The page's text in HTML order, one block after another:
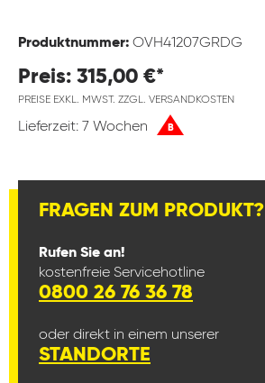
Produktnummer: OVH41207GRDG
Preis: 315,00 €*
PREISE EXKL. MWST. ZZGL. VERSANDKOSTEN
Lieferzeit: 7 Wochen B
FRAGEN ZUM PRODUKT?
Rufen Sie an!
kostenfreie Servicehotline
0800 26 76 36 78
oder direkt in einem unserer
STANDORTE